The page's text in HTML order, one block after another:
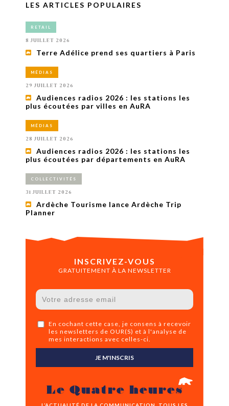
LES ARTICLES POPULAIRES
RETAIL
8 JUILLET 2026
Terre Adélice prend ses quartiers à Paris
MÉDIAS
29 JUILLET 2026
Audiences radios 2026 : les stations les
plus écoutées par villes en AuRA
MÉDIAS
28 JUILLET 2026
Audiences radios 2026 : les stations les
plus écoutées par départements en AuRA
COLLECTIVITÉS
31 JUILLET 2026
Ardèche Tourisme lance Ardèche Trip
Planner
INSCRIVEZ-VOUS
GRATUITEMENT À LA NEWSLETTER
En cochant cette case, je consens à recevoir
les newsletters de OUR(S) et à l'analyse de
mes interactions avec celles-ci.
JE M'INSCRIS
Le Quatre heures